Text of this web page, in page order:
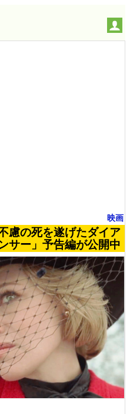
映画
慮の死を遂げたダイア
サー」予告編が公開中